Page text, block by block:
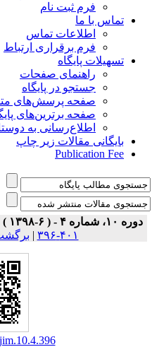
فرم ثبت نام
تماس با ما
اطلاعات تماس
فرم برقراری ارتباط
تسهیلات پایگاه
راهنمای صفحات
جستجو در پایگاه
صفحه پرسش‌های
صفحه برترین‌های
اطلاع‌رسانی به
بایگانی مقالات زیر چاپ
Publication Fee
دوره ۱۰، شماره ۴ - ( ۶-۱۳۹۸ )
۴۰۱-۳۹۶
|برگشت